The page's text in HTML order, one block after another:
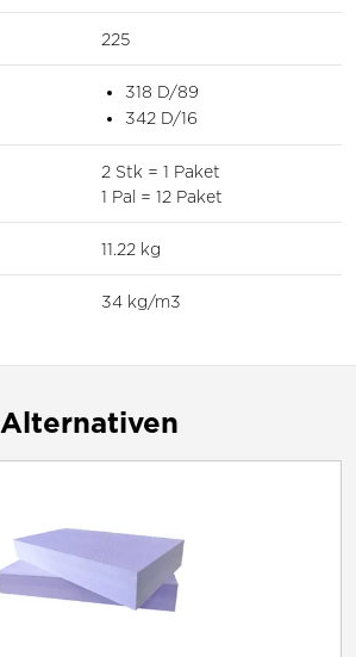
225
318 D/89
342 D/16
2 Stk = 1 Paket
1 Pal = 12 Paket
11.22 kg
34 kg/m3
Alternativen